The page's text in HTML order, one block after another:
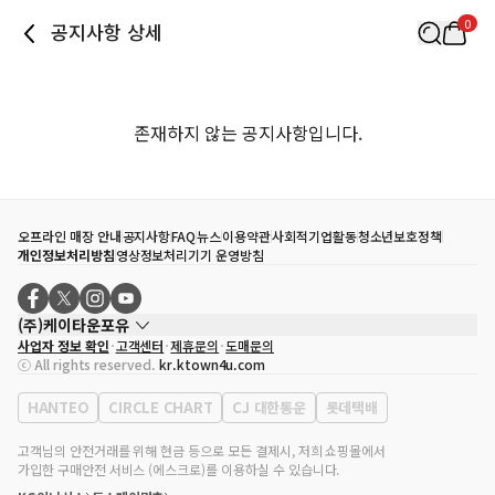
공지사항 상세 0
존재하지 않는 공지사항입니다.
오프라인 매장 안내공지사항FAQ뉴스이용약관사회적기업활동청소년보호정책
개인정보처리방침영상정보처리기기 운영방침
(주)케이타운포유
대표자
송효민
사업자등록번호
120-87-71116
통신판매업 신고번호 제2011-서울강남-02223
대표전화
02-552-9855
사업자 정보 확인 고객센터 제휴문의 도매문의
ⓒ All rights reserved. kr.ktown4u.com
HANTEO CIRCLE CHART CJ 대한통운 롯데택배
고객님의 안전거래를 위해 현금 등으로 모든 결제시, 저희 쇼핑몰에서
가입한 구매안전 서비스 (에스크로)를 이용하실 수 있습니다.